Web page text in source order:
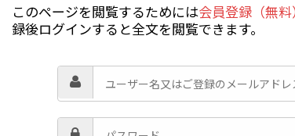
このページを閲覧するためには会員登録（無料）
録後ログインすると全文を閲覧できます。